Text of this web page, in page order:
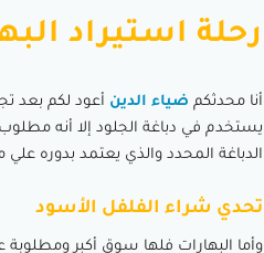
رحلة استيراد
أنا محدثكم ضياء الدين أعود لكم بعد
يستخدم في دباغة الجلود إلا أنه
الدباغة المحدد والذي يعتمد بدوره
تحدي شراء الفلفل الأسود
وأما البهارات فلها سوق أكبر ومطلوبة